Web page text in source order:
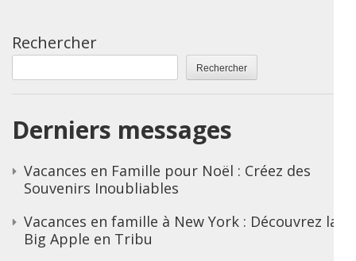
Rechercher
Rechercher
Derniers messages
Vacances en Famille pour Noël : Créez des
Souvenirs Inoubliables
Vacances en famille à New York : Découvrez la
Big Apple en Tribu